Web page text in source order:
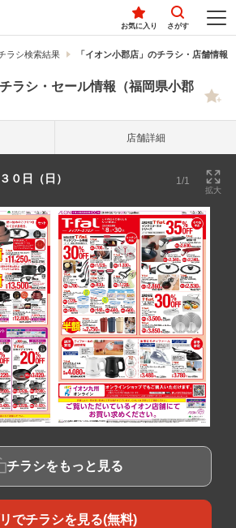
お気に入り さがす
ラシ検索結果 「イオン小郡店」のチラシ・店舗情報
ラシ・セール情報（福岡県小郡
店舗詳細
０日（日） 1/1
拡大
チラシをもっと見る
でチラシを見る(無料)